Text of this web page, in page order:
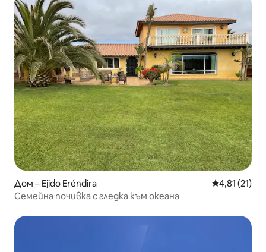
Дом – Ejido Eréndira Средна
4,81 (21)
Семейна почивка с гледка към океана